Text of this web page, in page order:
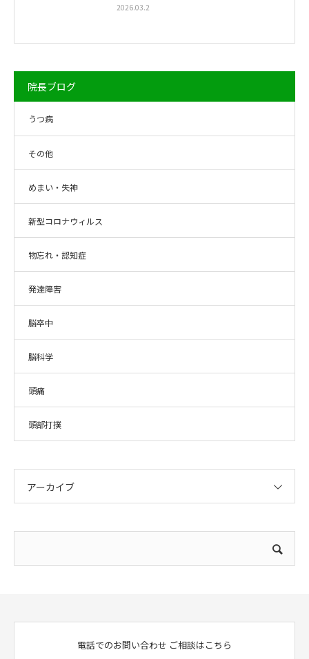
2026.03.2
院長ブログ
うつ病
その他
めまい・失神
新型コロナウィルス
物忘れ・認知症
発達障害
脳卒中
脳科学
頭痛
頭部打撲
アーカイブ
電話でのお問い合わせ ご相談はこちら